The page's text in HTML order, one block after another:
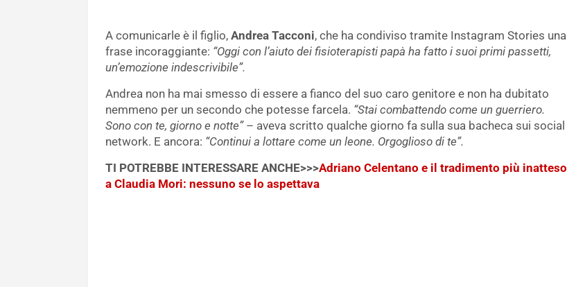
A comunicarle è il figlio, Andrea Tacconi, che ha condiviso tramite Instagram Stories una
frase incoraggiante: “Oggi con l’aiuto dei fisioterapisti papà ha fatto i suoi primi passetti,
un’emozione indescrivibile”.
Andrea non ha mai smesso di essere a fianco del suo caro genitore e non ha dubitato
nemmeno per un secondo che potesse farcela. “Stai combattendo come un guerriero.
Sono con te, giorno e notte”– aveva scritto qualche giorno fa sulla sua bacheca sui social
network. E ancora: “Continui a lottare come un leone. Orgoglioso di te”.
TI POTREBBE INTERESSARE ANCHE>>>Adriano Celentano e il tradimento più inatteso
a Claudia Mori: nessuno se lo aspettava